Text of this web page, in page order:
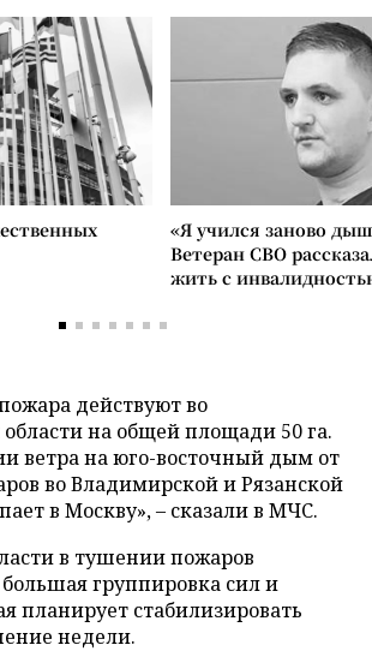
«Я учился заново
Ветеран СВО
жить с
действуют во
на общей площади 50 га.
ветра на юго-восточный дым от
во Владимирской и Рязанской
в Москву», – сказали в МЧС.
в тушении пожаров
большая группировка сил и
планирует стабилизировать
недели.